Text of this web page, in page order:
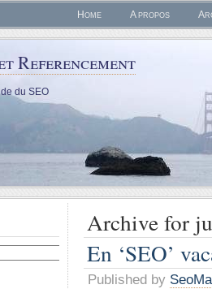
Home A propos
Referencement
du SEO
Archive for
En ‘SEO’
Published by